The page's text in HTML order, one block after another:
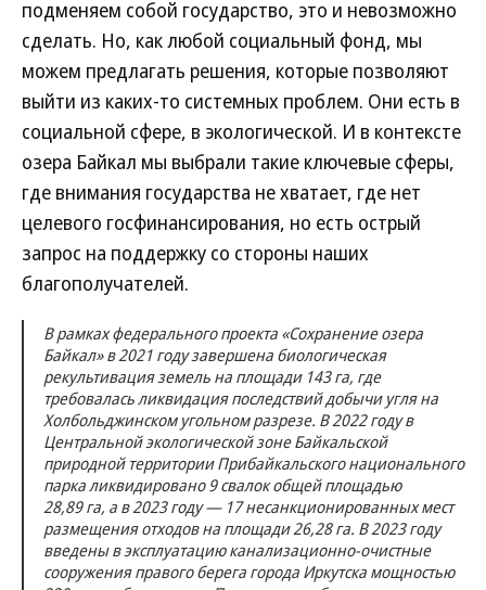
подменяем собой государство, это и невозможно
сделать. Но, как любой социальный фонд, мы
можем предлагать решения, которые позволяют
выйти из каких-то системных проблем. Они есть в
социальной сфере, в экологической. И в контексте
озера Байкал мы выбрали такие ключевые сферы,
где внимания государства не хватает, где нет
целевого госфинансирования, но есть острый
запрос на поддержку со стороны наших
благополучателей.
В рамках федерального проекта «Сохранение озера
Байкал» в 2021 году завершена биологическая
рекультивация земель на площади 143 га, где
требовалась ликвидация последствий добычи угля на
Холбольджинском угольном разрезе. В 2022 году в
Центральной экологической зоне Байкальской
природной территории Прибайкальского национального
парка ликвидировано 9 свалок общей площадью
28,89 га, а в 2023 году — 17 несанкционированных мест
размещения отходов на площади 26,28 га. В 2023 году
введены в эксплуатацию канализационно-очистные
сооружения правого берега города Иркутска мощностью